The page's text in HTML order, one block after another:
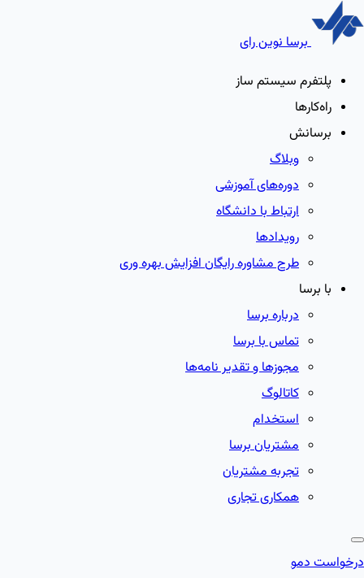
برسا نوین رای
پلتفرم سیستم ساز
راه‌کارها
برسانش
وبلاگ
دوره‌های آموزشی
ارتباط با دانشگاه
رویدادها
طرح مشاوره رایگان افزایش بهره وری
با برسا
درباره برسا
تماس با برسا
مجوزها و تقدیر نامه‌ها
کاتالوگ
استخدام
مشتریان برسا
تجربه مشتریان
همکاری تجاری
درخواست دمو